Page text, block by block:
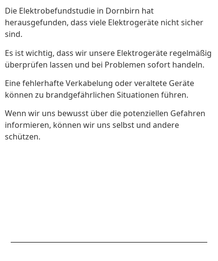
Die Elektrobefundstudie in Dornbirn hat
herausgefunden, dass viele Elektrogeräte nicht sicher
sind.
Es ist wichtig, dass wir unsere Elektrogeräte regelmäßig
überprüfen lassen und bei Problemen sofort handeln.
Eine fehlerhafte Verkabelung oder veraltete Geräte
können zu brandgefährlichen Situationen führen.
Wenn wir uns bewusst über die potenziellen Gefahren
informieren, können wir uns selbst und andere
schützen.